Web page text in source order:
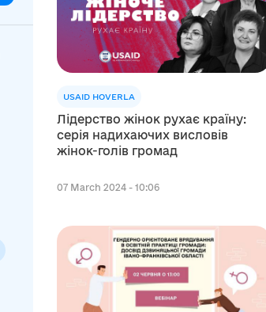
USAID HOVERLA
Лідерство жінок рухає країну:
серія надихаючих висловів
жінок-голів громад
07 March 2024 - 10:06